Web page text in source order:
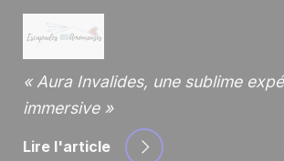
Aura Invalides, une sublime
immersive
Lire l'article